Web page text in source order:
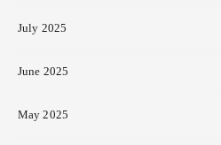
July 2025
June 2025
May 2025